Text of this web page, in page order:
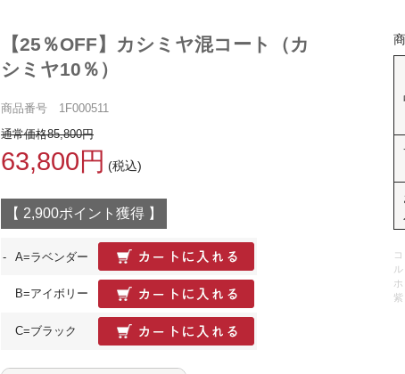
紫
【25％OFF】カシミヤ混コート（カ
シミヤ10％）
商品番号 1F000511
通常価格85,800円
63,800円 (税込)
【 2,900ポイント獲得 】
- A=ラベンダー
B=アイボリー
C=ブラック